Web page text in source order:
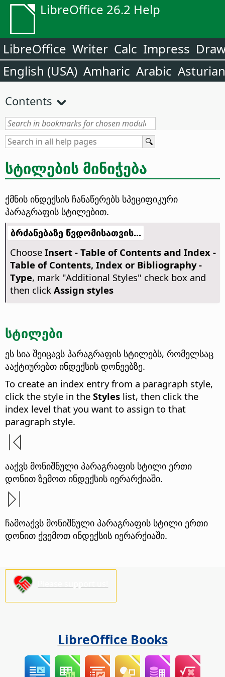
LibreOffice 26.2 Help
LibreOffice Writer Calc Impress
English (USA) Amharic Arabic Asturian
Contents
სტილების მინიჭება
ქმნის ინდექსის ჩანაწერებს სპეციფიკური
პარაგრაფის სტილებით.
ბრძანებაზე წვდომისათვის...
Choose Insert - Table of Contents and Index -
Table of Contents, Index or Bibliography -
Type, mark "Additional Styles" check box and
then click Assign styles
სტილები
ეს სია შეიცავს პარაგრაფის სტილებს, რომელსაც
ააქტიურებთ ინდექსის დონეებზე.
To create an index entry from a paragraph style,
click the style in the Styles list, then click the
index level that you want to assign to that
paragraph style.
ააქვს მონიშნული პარაგრაფის სტილი ერთი
დონით ზემოთ ინდექსის იერარქიაში.
ჩამოაქვს მონიშნული პარაგრაფის სტილი ერთი
დონით ქვემოთ ინდექსის იერარქიაში.
LibreOffice Books